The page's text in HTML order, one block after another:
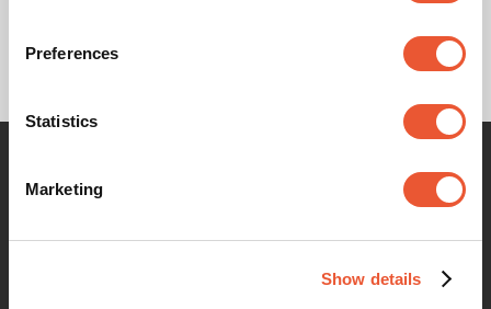
Preferences
Statistics
Marketing
Show details
Contactez-moi pour plus
d'informations